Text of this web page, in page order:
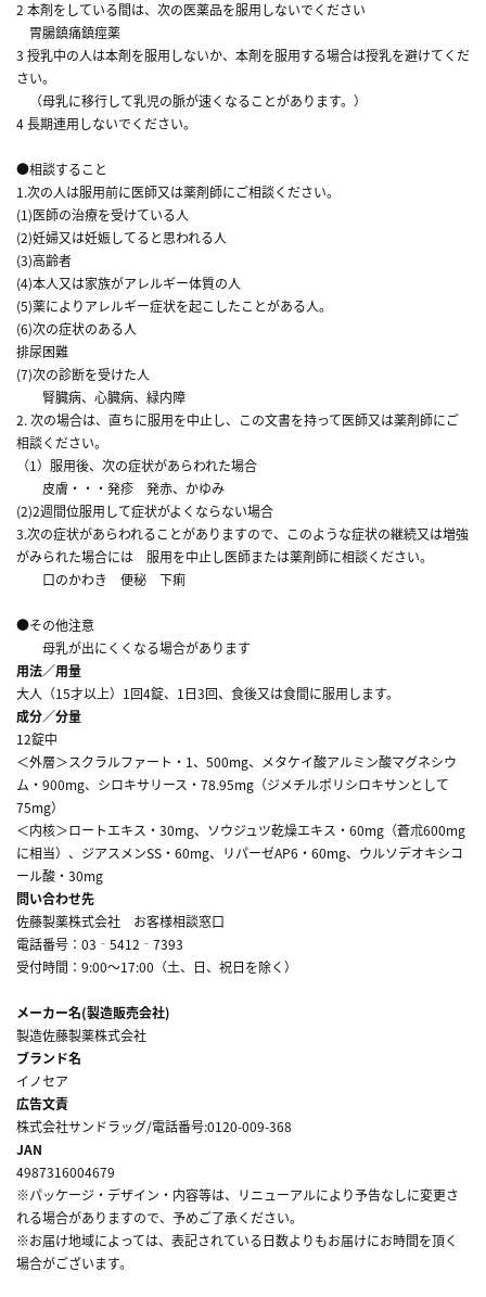
2 本剤をしている間は、次の医薬品を服用しないでください
胃腸鎮痛鎮痙薬
3 授乳中の人は本剤を服用しないか、本剤を服用する場合は授乳を避けてくだ
さい。
（母乳に移行して乳児の脈が速くなることがあります。）
4 長期連用しないでください。
●相談すること
1.次の人は服用前に医師又は薬剤師にご相談ください。
(1)医師の治療を受けている人
(2)妊婦又は妊娠してると思われる人
(3)高齢者
(4)本人又は家族がアレルギー体質の人
(5)薬によりアレルギー症状を起こしたことがある人。
(6)次の症状のある人
排尿困難
(7)次の診断を受けた人
腎臓病、心臓病、緑内障
2. 次の場合は、直ちに服用を中止し、この文書を持って医師又は薬剤師にご
相談ください。
（1）服用後、次の症状があらわれた場合
皮膚・・・発疹 発赤、かゆみ
(2)2週間位服用して症状がよくならない場合
3.次の症状があらわれることがありますので、このような症状の継続又は増強
がみられた場合には 服用を中止し医師または薬剤師に相談ください。
口のかわき 便秘 下痢
●その他注意
母乳が出にくくなる場合があります
用法／用量
大人（15才以上）1回4錠、1日3回、食後又は食間に服用します。
成分／分量
12錠中
＜外層＞スクラルファート・1、500mg、メタケイ酸アルミン酸マグネシウ
ム・900mg、シロキサリース・78.95mg（ジメチルポリシロキサンとして
75mg）
＜内核＞ロートエキス・30mg、ソウジュツ乾燥エキス・60mg（蒼朮600mg
に相当）、ジアスメンSS・60mg、リパーゼAP6・60mg、ウルソデオキシコ
ール酸・30mg
問い合わせ先
佐藤製薬株式会社 お客様相談窓口
電話番号：03‐5412‐7393
受付時間：9:00～17:00（土、日、祝日を除く）
メーカー名(製造販売会社)
製造佐藤製薬株式会社
ブランド名
イノセア
広告文責
株式会社サンドラッグ/電話番号:0120-009-368
JAN
4987316004679
※パッケージ・デザイン・内容等は、リニューアルにより予告なしに変更さ
れる場合がありますので、予めご了承ください。
※お届け地域によっては、表記されている日数よりもお届けにお時間を頂く
場合がございます。